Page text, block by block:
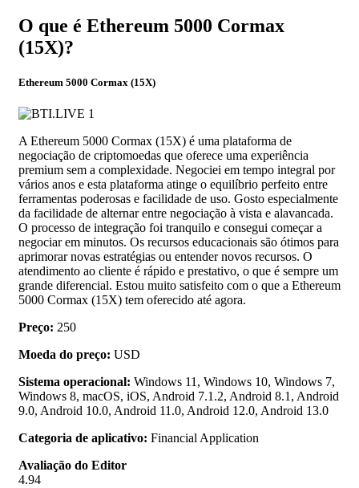
O que é Ethereum 5000 Cormax
(15X)?
Ethereum 5000 Cormax (15X)
A Ethereum 5000 Cormax (15X) é uma plataforma de
negociação de criptomoedas que oferece uma experiência
premium sem a complexidade. Negociei em tempo integral por
vários anos e esta plataforma atinge o equilíbrio perfeito entre
ferramentas poderosas e facilidade de uso. Gosto especialmente
da facilidade de alternar entre negociação à vista e alavancada.
O processo de integração foi tranquilo e consegui começar a
negociar em minutos. Os recursos educacionais são ótimos para
aprimorar novas estratégias ou entender novos recursos. O
atendimento ao cliente é rápido e prestativo, o que é sempre um
grande diferencial. Estou muito satisfeito com o que a Ethereum
5000 Cormax (15X) tem oferecido até agora.
Preço: 250
Moeda do preço: USD
Sistema operacional: Windows 11, Windows 10, Windows 7,
Windows 8, macOS, iOS, Android 7.1.2, Android 8.1, Android
9.0, Android 10.0, Android 11.0, Android 12.0, Android 13.0
Categoria de aplicativo: Financial Application
Avaliação do Editor
4.94